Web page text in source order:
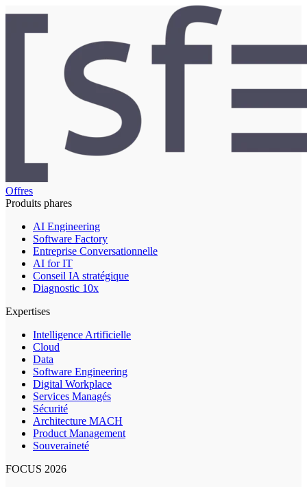
Offres
Produits phares
AI Engineering
Software Factory
Entreprise Conversationnelle
AI for IT
Conseil IA stratégique
Diagnostic 10x
Expertises
Intelligence Artificielle
Cloud
Data
Software Engineering
Digital Workplace
Services Managés
Sécurité
Architecture MACH
Product Management
Souveraineté
FOCUS 2026